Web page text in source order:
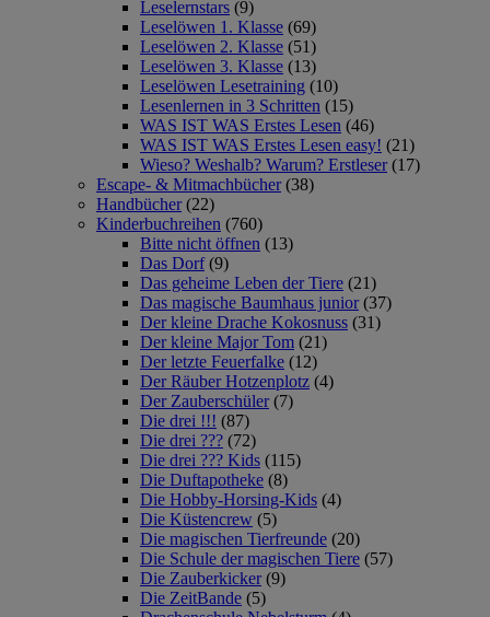
Leselernstars (9)
Leselöwen 1. Klasse (69)
Leselöwen 2. Klasse (51)
Leselöwen 3. Klasse (13)
Leselöwen Lesetraining (10)
Lesenlernen in 3 Schritten (15)
WAS IST WAS Erstes Lesen (46)
WAS IST WAS Erstes Lesen easy! (21)
Wieso? Weshalb? Warum? Erstleser (17)
Escape- & Mitmachbücher (38)
Handbücher (22)
Kinderbuchreihen (760)
Bitte nicht öffnen (13)
Das Dorf (9)
Das geheime Leben der Tiere (21)
Das magische Baumhaus junior (37)
Der kleine Drache Kokosnuss (31)
Der kleine Major Tom (21)
Der letzte Feuerfalke (12)
Der Räuber Hotzenplotz (4)
Der Zauberschüler (7)
Die drei !!! (87)
Die drei ??? (72)
Die drei ??? Kids (115)
Die Duftapotheke (8)
Die Hobby-Horsing-Kids (4)
Die Küstencrew (5)
Die magischen Tierfreunde (20)
Die Schule der magischen Tiere (57)
Die Zauberkicker (9)
Die ZeitBande (5)